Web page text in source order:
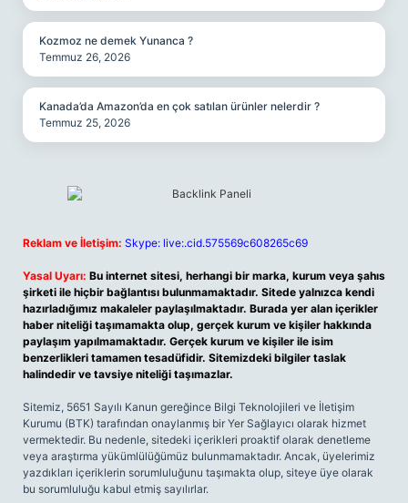
Kozmoz ne demek Yunanca ?
Temmuz 26, 2026
Kanada’da Amazon’da en çok satılan ürünler nelerdir ?
Temmuz 25, 2026
Reklam ve İletişim: Skype: live:.cid.575569c608265c69
Yasal Uyarı: Bu internet sitesi, herhangi bir marka, kurum veya şahıs
şirketi ile hiçbir bağlantısı bulunmamaktadır. Sitede yalnızca kendi
hazırladığımız makaleler paylaşılmaktadır. Burada yer alan içerikler
haber niteliği taşımamakta olup, gerçek kurum ve kişiler hakkında
paylaşım yapılmamaktadır. Gerçek kurum ve kişiler ile isim
benzerlikleri tamamen tesadüfidir. Sitemizdeki bilgiler taslak
halindedir ve tavsiye niteliği taşımazlar.
Sitemiz, 5651 Sayılı Kanun gereğince Bilgi Teknolojileri ve İletişim
Kurumu (BTK) tarafından onaylanmış bir Yer Sağlayıcı olarak hizmet
vermektedir. Bu nedenle, sitedeki içerikleri proaktif olarak denetleme
veya araştırma yükümlülüğümüz bulunmamaktadır. Ancak, üyelerimiz
yazdıkları içeriklerin sorumluluğunu taşımakta olup, siteye üye olarak
bu sorumluluğu kabul etmiş sayılırlar.